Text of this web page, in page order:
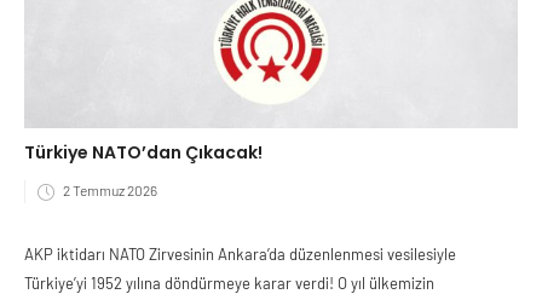
Türkiye NATO’dan Çıkacak!
2 Temmuz 2026
AKP iktidarı NATO Zirvesinin Ankara’da düzenlenmesi vesilesiyle
Türkiye’yi 1952 yılına döndürmeye karar verdi! O yıl ülkemizin